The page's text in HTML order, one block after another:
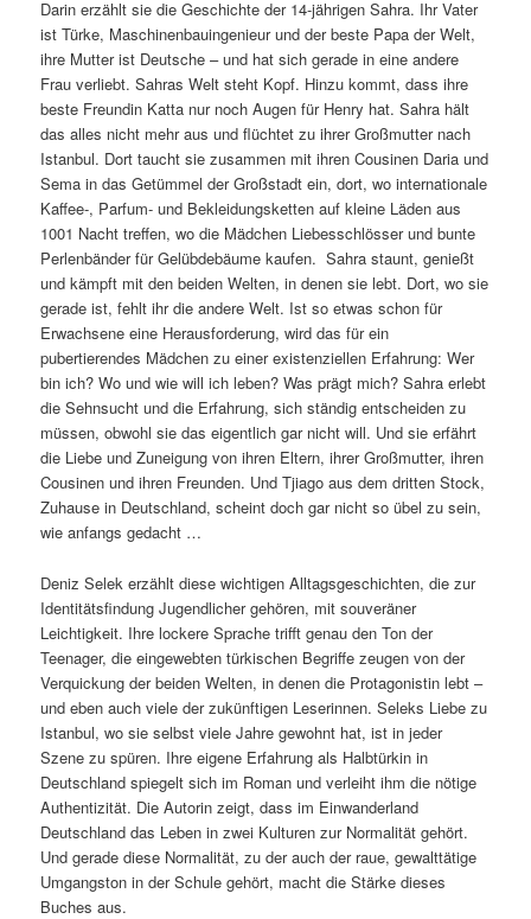
Darin erzählt sie die Geschichte der 14-jährigen Sahra. Ihr Vater
ist Türke, Maschinenbauingenieur und der beste Papa der Welt,
ihre Mutter ist Deutsche – und hat sich gerade in eine andere
Frau verliebt. Sahras Welt steht Kopf. Hinzu kommt, dass ihre
beste Freundin Katta nur noch Augen für Henry hat. Sahra hält
das alles nicht mehr aus und flüchtet zu ihrer Großmutter nach
Istanbul. Dort taucht sie zusammen mit ihren Cousinen Daria und
Sema in das Getümmel der Großstadt ein, dort, wo internationale
Kaffee-, Parfum- und Bekleidungsketten auf kleine Läden aus
1001 Nacht treffen, wo die Mädchen Liebesschlösser und bunte
Perlenbänder für Gelübdebäume kaufen. Sahra staunt, genießt
und kämpft mit den beiden Welten, in denen sie lebt. Dort, wo sie
gerade ist, fehlt ihr die andere Welt. Ist so etwas schon für
Erwachsene eine Herausforderung, wird das für ein
pubertierendes Mädchen zu einer existenziellen Erfahrung: Wer
bin ich? Wo und wie will ich leben? Was prägt mich? Sahra erlebt
die Sehnsucht und die Erfahrung, sich ständig entscheiden zu
müssen, obwohl sie das eigentlich gar nicht will. Und sie erfährt
die Liebe und Zuneigung von ihren Eltern, ihrer Großmutter, ihren
Cousinen und ihren Freunden. Und Tjiago aus dem dritten Stock,
Zuhause in Deutschland, scheint doch gar nicht so übel zu sein,
wie anfangs gedacht …
Deniz Selek erzählt diese wichtigen Alltagsgeschichten, die zur
Identitätsfindung Jugendlicher gehören, mit souveräner
Leichtigkeit. Ihre lockere Sprache trifft genau den Ton der
Teenager, die eingewebten türkischen Begriffe zeugen von der
Verquickung der beiden Welten, in denen die Protagonistin lebt –
und eben auch viele der zukünftigen Leserinnen. Seleks Liebe zu
Istanbul, wo sie selbst viele Jahre gewohnt hat, ist in jeder
Szene zu spüren. Ihre eigene Erfahrung als Halbtürkin in
Deutschland spiegelt sich im Roman und verleiht ihm die nötige
Authentizität. Die Autorin zeigt, dass im Einwanderland
Deutschland das Leben in zwei Kulturen zur Normalität gehört.
Und gerade diese Normalität, zu der auch der raue, gewalttätige
Umgangston in der Schule gehört, macht die Stärke dieses
Buches aus.